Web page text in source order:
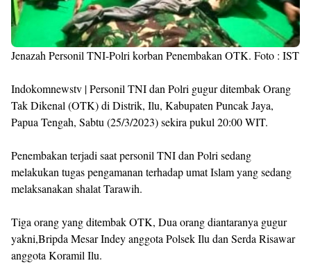
Jenazah Personil TNI-Polri korban Penembakan OTK. Foto : IST
Indokomnewstv | Personil TNI dan Polri gugur ditembak Orang
Tak Dikenal (OTK) di Distrik, Ilu, Kabupaten Puncak Jaya,
Papua Tengah, Sabtu (25/3/2023) sekira pukul 20:00 WIT.
Penembakan terjadi saat personil TNI dan Polri sedang
melakukan tugas pengamanan terhadap umat Islam yang sedang
melaksanakan shalat Tarawih.
Tiga orang yang ditembak OTK, Dua orang diantaranya gugur
yakni,Bripda Mesar Indey anggota Polsek Ilu dan Serda Risawar
anggota Koramil Ilu.